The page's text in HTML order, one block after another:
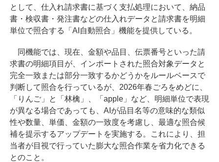
として、仕入れ請求書に基づく支払処理において、納品
書・検収書・発注書などの仕入れデータと請求書を明細
単位で照合する「AI自動照合」機能を提供している。
同機能では、現在、金額や品目、伝票番号といった請
求書の明細項目が、インポートされた照合対象データと
完全一致または部分一致するかどうかをルールベースで
判断して照合を行っているが、2026年春ごろをめどに、
「りんご」と「林檎」、「apple」など、明細単位で表現
が異なる場合であっても、AIが品目名等の意味的な類似
性や数量、単価、金額の一致度を考慮し、最適な照合候
補を提示するアップデートを実施する。これにより、担
当者が目視で行っていた膨大な照合作業を省力化できる
とのこと。